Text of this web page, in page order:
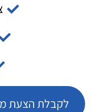
לקבלת הצעת